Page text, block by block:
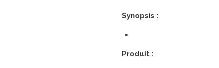
Synopsis :
Produit :